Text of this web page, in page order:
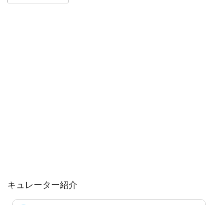
キュレーター紹介